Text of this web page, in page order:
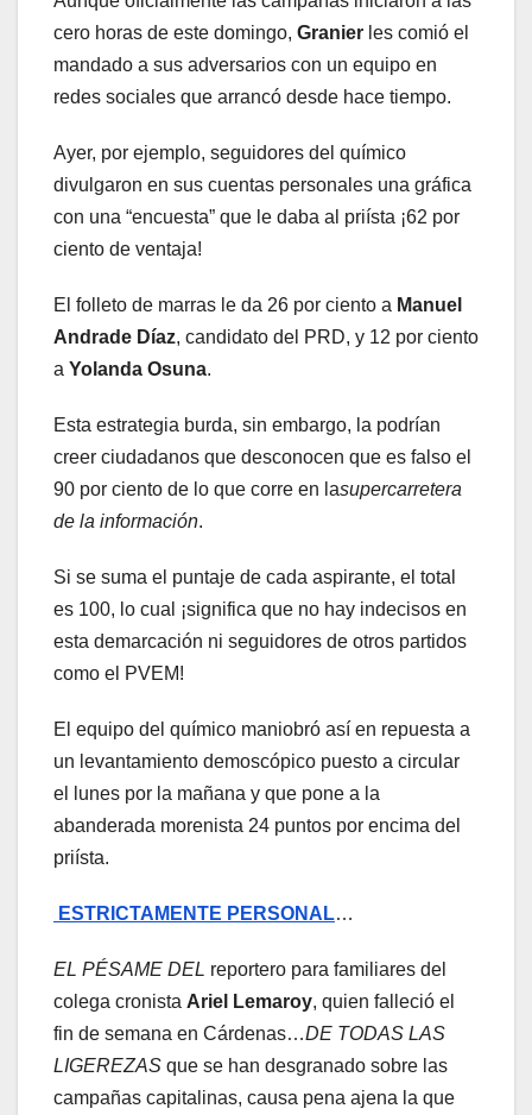
cero horas de este domingo, Granier les comió el
mandado a sus adversarios con un equipo en
redes sociales que arrancó desde hace tiempo.
Ayer, por ejemplo, seguidores del químico
divulgaron en sus cuentas personales una gráfica
con una “encuesta” que le daba al priísta ¡62 por
ciento de ventaja!
El folleto de marras le da 26 por ciento a Manuel
Andrade Díaz, candidato del PRD, y 12 por ciento
a Yolanda Osuna.
Esta estrategia burda, sin embargo, la podrían
creer ciudadanos que desconocen que es falso el
90 por ciento de lo que corre en lasupercarretera
de la información.
Si se suma el puntaje de cada aspirante, el total
es 100, lo cual ¡significa que no hay indecisos en
esta demarcación ni seguidores de otros partidos
como el PVEM!
El equipo del químico maniobró así en repuesta a
un levantamiento demoscópico puesto a circular
el lunes por la mañana y que pone a la
abanderada morenista 24 puntos por encima del
priísta.
ESTRICTAMENTE PERSONAL…
EL PÉSAME DEL reportero para familiares del
colega cronista Ariel Lemaroy, quien falleció el
fin de semana en Cárdenas…DE TODAS LAS
LIGEREZAS que se han desgranado sobre las
campañas capitalinas, causa pena ajena la que